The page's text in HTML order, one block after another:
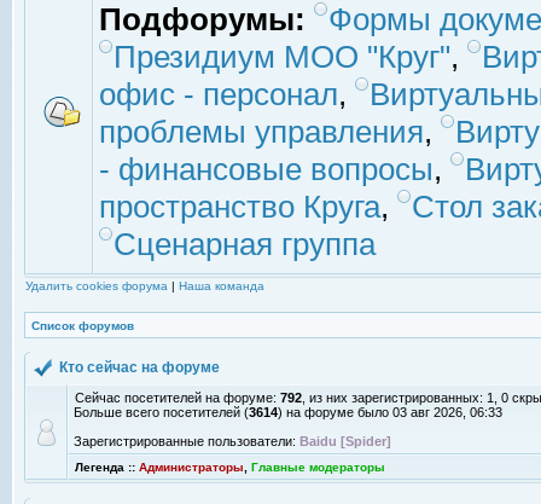
Подфорумы:
Формы
Президиум МОО "Круг",
офис - персонал,
проблемы управления,
- финансовые вопросы,
пространство Круга,
Стол
Сценарная группа
Удалить cookies форума | Наша команда
Список форумов
Кто сейчас на форуме
Сейчас посетителей на форуме: 792 , из них зарегистрированных: 1, 0
Больше всего посетителей (3614) на форуме было 03 авг 2026, 06:33
Зарегистрированные пользователи: Baidu [Spider]
Легенда :: Администраторы Главные модераторы